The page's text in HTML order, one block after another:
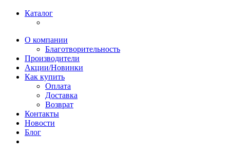
Каталог
О компании
Благотворительность
Производители
Акции/Новинки
Как купить
Оплата
Доставка
Возврат
Контакты
Новости
Блог